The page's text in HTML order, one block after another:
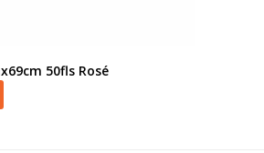
50fls Rosé